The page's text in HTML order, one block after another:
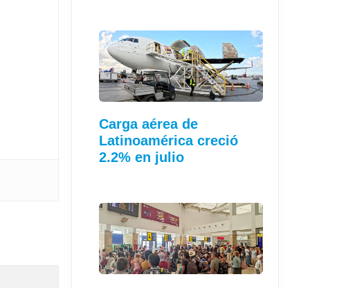
Carga aérea de
Latinoamérica creció
2.2% en julio